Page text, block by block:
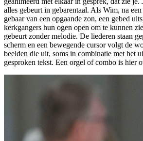
alles gebeurt in gebarentaal. Als Wim, na
gebaar van een opgaande zon, een gebed
kerkgangers hun ogen open om te kunnen
gebeurt zonder melodie. De liederen staan
scherm en een bewegende cursor volgt de
beelden die uit, soms in combinatie met het
gesproken tekst. Een orgel of combo is hier